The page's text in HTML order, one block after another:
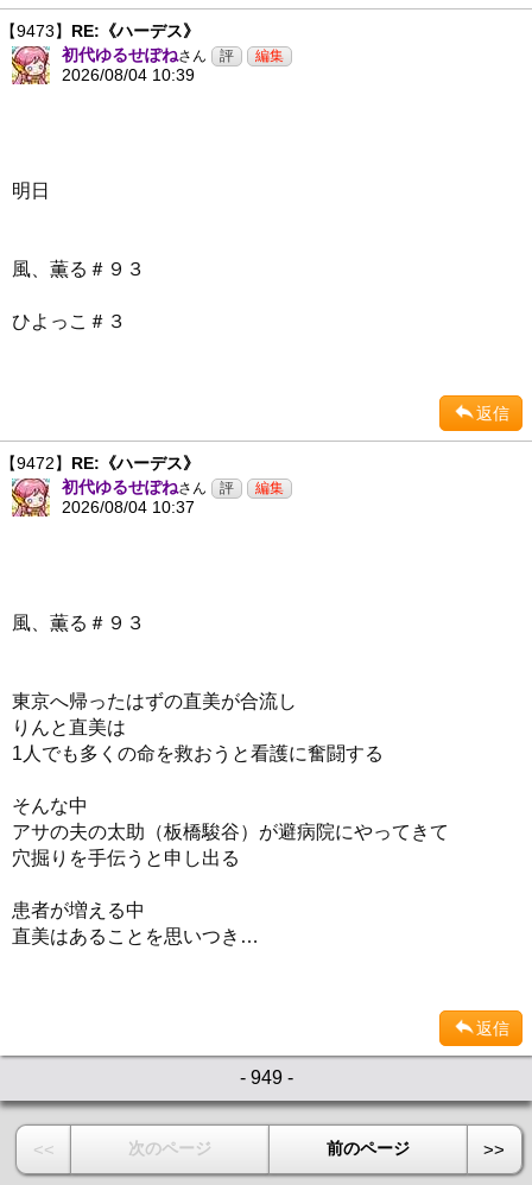
【9473】 RE:《ハーデス》
初代ゆるせぽねさん
2026/08/04 10:39
明日
風、薫る＃９３
ひよっこ＃３
返信
【9472】 RE:《ハーデス》
初代ゆるせぽねさん
2026/08/04 10:37
風、薫る＃９３
東京へ帰ったはずの直美が合流し
りんと直美は
1人でも多くの命を救おうと看護に奮闘する
そんな中
アサの夫の太助（板橋駿谷）が避病院にやってきて
穴掘りを手伝うと申し出る
患者が増える中
直美はあることを思いつき…
返信
- 949 -
<< 次のページ 前のページ >>